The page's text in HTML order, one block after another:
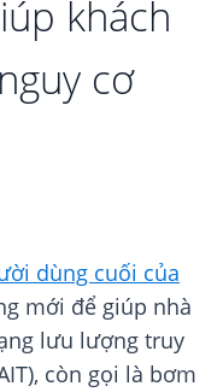
khách
cơ
dùng cuối của
mới để giúp nhà
lưu lượng truy
còn gọi là bơm